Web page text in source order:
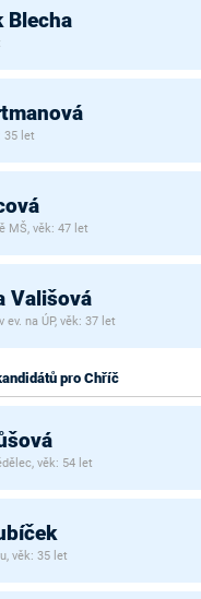
Blecha
35 let
MŠ, věk: 47 let
Vališová
ev. na ÚP, věk: 37 let
pro Chříč
věk: 54 let
věk: 35 let